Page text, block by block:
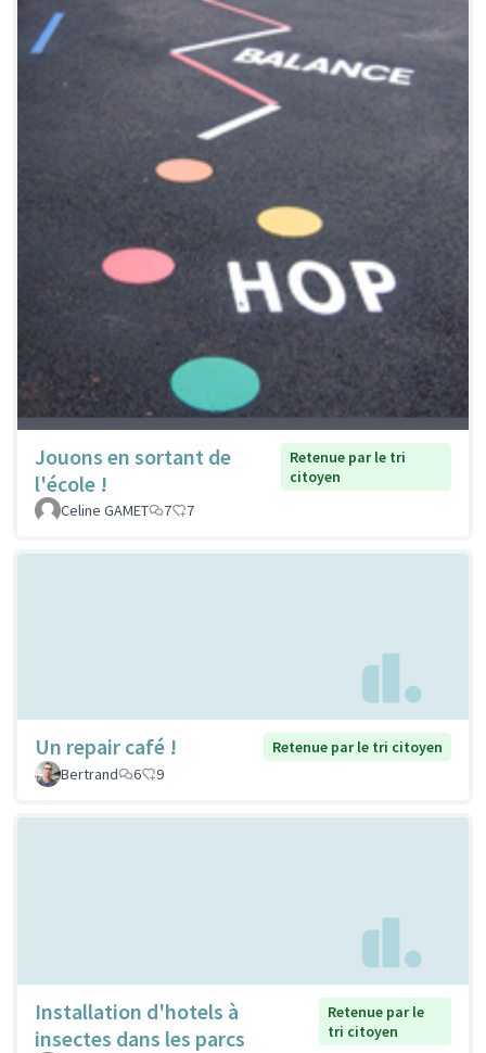
Jouons en sortant de
l'école !
Retenue par le tri
citoyen
Celine GAMET
7 7
Un repair café !
Retenue par le tri citoyen
Bertrand
6 9
Installation d'hotels à
insectes dans les parcs
Retenue par le
tri citoyen